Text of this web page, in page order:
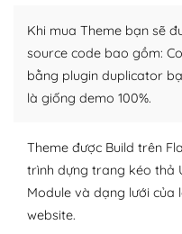
Nếu bạn gặp khó khăn,
kiếm những cộng đồng
lời, giải đáp vấn đề của
Cộng đồng sử dụng
– Đa dạng plugin và
Plugin mở rộng là
WordPress để tăng
nhiều plugin trả phí hoặc
Khi mua Theme bạn sẽ
source code bao gồm:
bằng plugin duplicator
là giống demo 100%.
Theme được Build trên
trình dựng trang kéo thả
Module và dạng lưới
website.